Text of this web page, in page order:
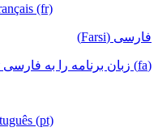
(fr)
فارسی (Farsi)
(fa) زبان برنامه را به فارسی تغییر دهید
(pt)